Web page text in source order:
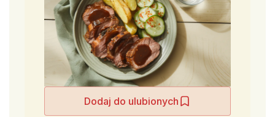
Dodaj do ulubionych